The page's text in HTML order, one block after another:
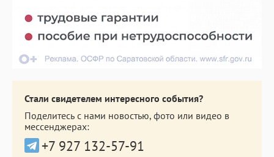
Стали свидетелем интересного события?
Поделитесь с нами новостью, фото или видео в
мессенджерах:
+7 927 132-57-91